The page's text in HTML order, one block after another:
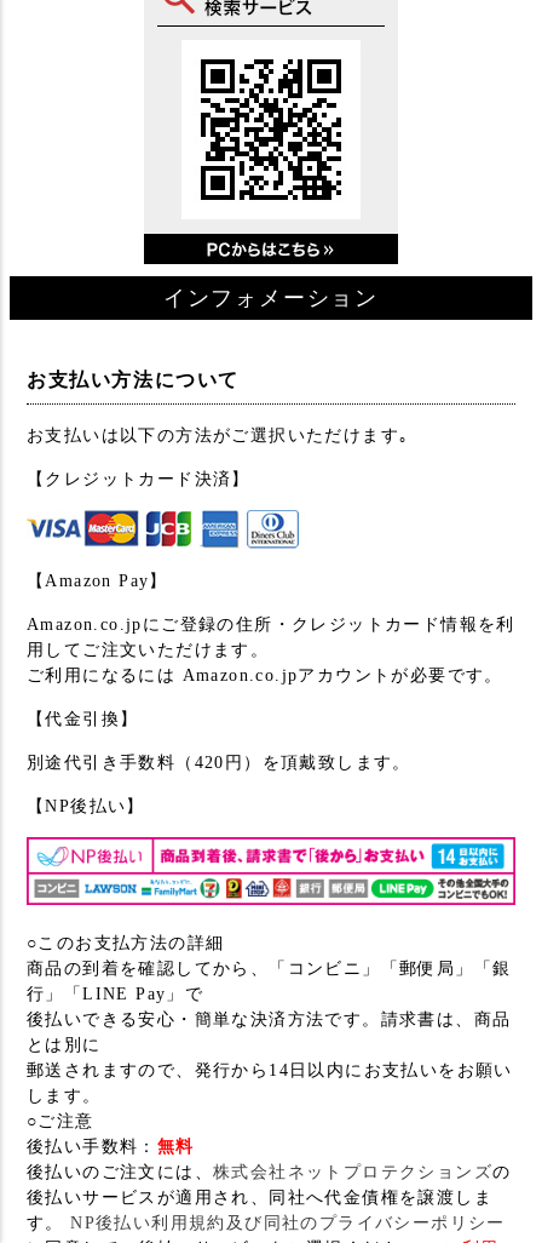
インフォメーション
お支払い方法について
お支払いは以下の方法がご選択いただけます｡
【クレジットカード決済】
【Amazon Pay】
Amazon.co.jpにご登録の住所・クレジットカード情報を利
用してご注文いただけます。
ご利用になるには Amazon.co.jpアカウントが必要です。
【代金引換】
別途代引き手数料（420円）を頂戴致します。
【NP後払い】
○このお支払方法の詳細
商品の到着を確認してから、「コンビニ」「郵便局」「銀
行」「LINE Pay」で
後払いできる安心・簡単な決済方法です。請求書は、商品
とは別に
郵送されますので、発行から14日以内にお支払いをお願い
します。
○ご注意
後払い手数料： 無料
後払いのご注文には、 株式会社ネットプロテクションズの
後払いサービスが適用され、同社へ代金債権を譲渡しま
す。NP後払い利用規約及び同社のプライバシーポリシー